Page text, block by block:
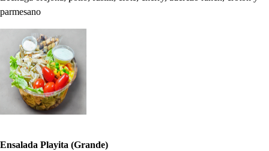
parmesano
Ensalada Playita (Grande)